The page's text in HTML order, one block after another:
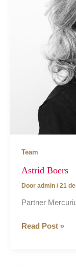
Team
Astrid Boers
Door admin / 21
Partner
Astrid
Read Post »